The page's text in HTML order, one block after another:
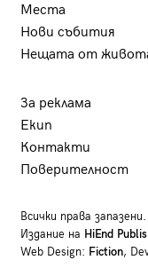
Места
Нови събития
Нещата от
За реклама
Екип
Контакти
Поверителност
Всички права запазени.
Издание на HiEnd
Web Design: Fiction,